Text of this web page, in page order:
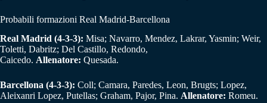
Probabili formazioni Real Madrid-Barcellona
Real Madrid (4-3-3): Misa; Navarro, Mendez, Lakrar, Yasmin; Weir,
Toletti, Dabritz; Del Castillo, Redondo,
Caicedo. Allenatore: Quesada.
Barcellona (4-3-3): Coll; Camara, Paredes, Leon, Brugts; Lopez,
Aleixanri Lopez, Putellas; Graham, Pajor, Pina. Allenatore: Romeu.